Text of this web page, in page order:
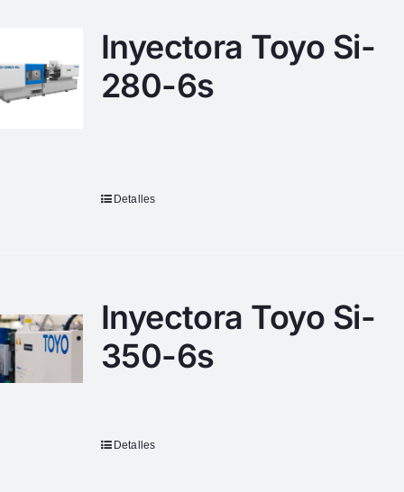
Inyectora Toyo Si-
280-6s
Detalles
Inyectora Toyo Si-
350-6s
Detalles